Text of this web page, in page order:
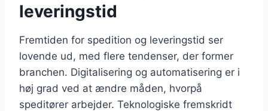
leveringstid
Fremtiden for spedition og leveringstid ser
lovende ud, med flere tendenser, der former
branchen. Digitalisering og automatisering er i
høj grad ved at ændre måden, hvorpå
speditører arbejder. Teknologiske fremskridt